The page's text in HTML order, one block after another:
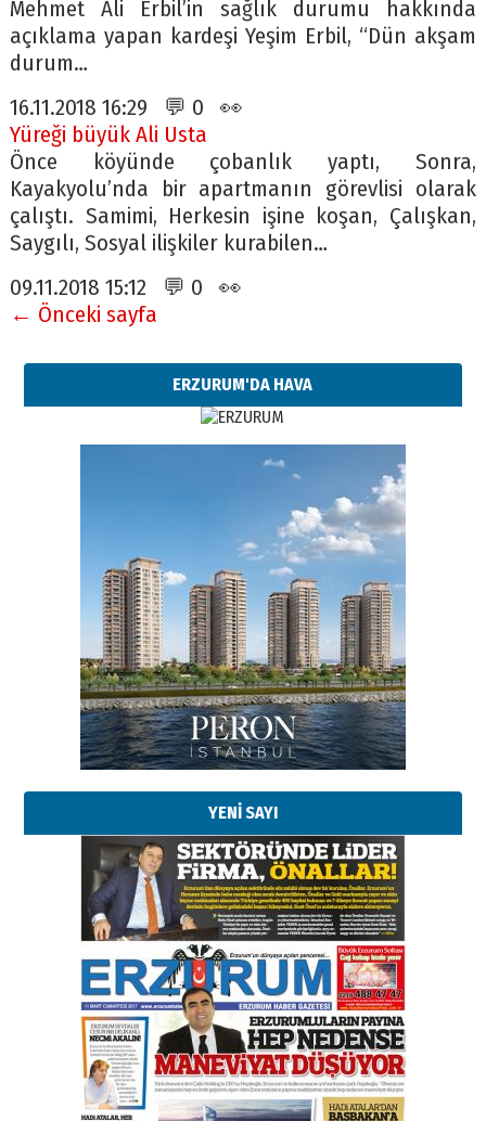
Mehmet Ali Erbil’in sağlık durumu hakkında
açıklama yapan kardeşi Yeşim Erbil, “Dün akşam
durum…
16.11.2018 16:29 💬 0 👀
Yüreği büyük Ali Usta
Önce köyünde çobanlık yaptı, Sonra,
Kayakyolu’nda bir apartmanın görevlisi olarak
çalıştı. Samimi, Herkesin işine koşan, Çalışkan,
Saygılı, Sosyal ilişkiler kurabilen…
09.11.2018 15:12 💬 0 👀
← Önceki sayfa
ERZURUM'DA HAVA
YENİ SAYI
Esat BİNDESEN
Başkan Sekmen’den Erzurum’a
bir vizyon proje daha!
02 Ağustos 2026 Pazar
Kadir SABUNCUOĞLU
Erzurumspor’un köşe taşları
29 Haziran 2026 Pazartesi
Kenan GÜLERCİ
Murat Şahsuvaroğlu ERKON’da
çıtayı yukarı taşırken,
yönetimdekiler aşağı
çekmemeli!
17 Şubat 2026 SalıOrhan BOZKURT
Bir fotoğraf, bir şehir, bir
gazeteci… Dizginler kimin
elinde?
31 Mart 2026 Salı
A. Berhan Yılmaz